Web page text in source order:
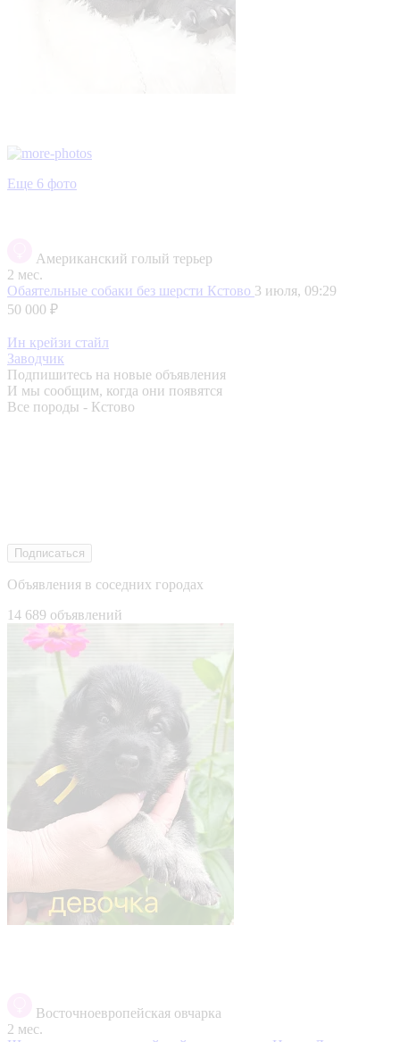
Еще 6 фото
Американский голый терьер
2 мес.
Обаятельные собаки без шерсти Кстово 3 июля, 09:29
50 000 ₽
Ин крейзи стайл
Заводчик
Подпишитесь на новые объявления
И мы сообщим, когда они появятся
Все породы - Кстово
Подписаться
Объявления в соседних городах
14 689 объявлений
Восточноевропейская овчарка
2 мес.